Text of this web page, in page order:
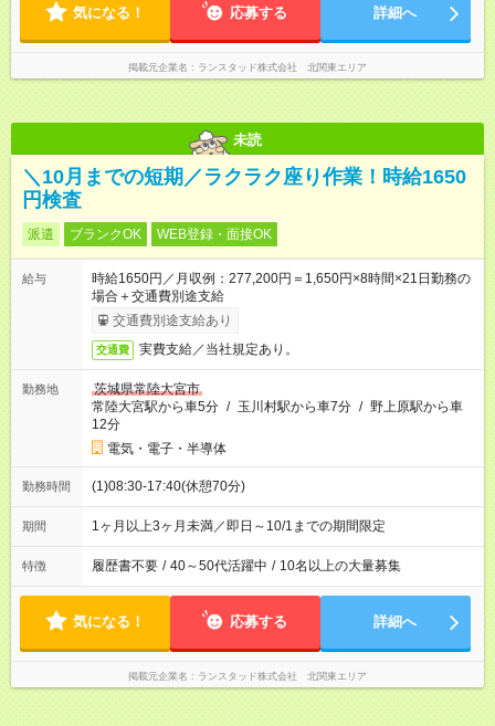
気になる！ 応募する 詳細へ
掲載元企業名 ランスタッド株式会社 北関東エリア
未読
＼10月までの短期／ラクラク座り作業！時給1650
円検査
派遣 ブランクOK WEB登録・面接OK
給与
時給1650円／月収例：277,200円＝1,650円×8時間×21日勤務の
場合＋交通費別途支給
交通費別途支給あり
交通費 実費支給／当社規定あり。
勤務地
茨城県常陸大宮市
常陸大宮駅から車5分 / 玉川村駅から車7分 / 野上原駅から車
12分
電気・電子・半導体
勤務時間 (1)08:30-17:40(休憩70分)
期間 1ヶ月以上3ヶ月未満／即日～10/1までの期間限定
特徴 履歴書不要 / 40～50代活躍中 / 10名以上の大量募集
気になる！ 応募する 詳細へ
掲載元企業名 ランスタッド株式会社 北関東エリア